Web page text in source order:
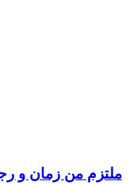
ملتزم من زمان و